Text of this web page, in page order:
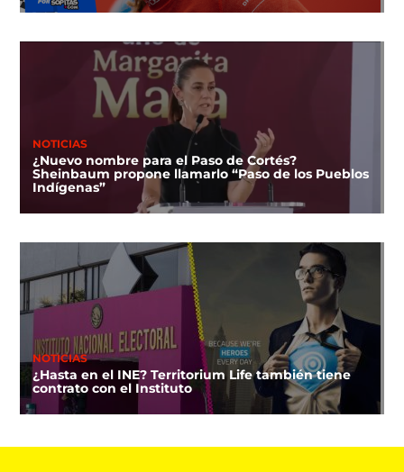
NOTICIAS
¿Nuevo nombre para el Paso de Cortés?
Sheinbaum propone llamarlo “Paso de los Pueblos
Indígenas”
NOTICIAS
¿Hasta en el INE? Territorium Life también tiene
contrato con el Instituto